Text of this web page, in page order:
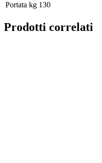
Portata kg 130
Prodotti correlati